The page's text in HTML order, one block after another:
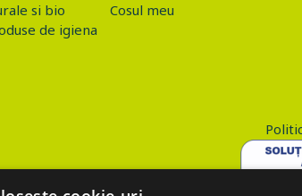
si bio
de igiena
Cosul meu